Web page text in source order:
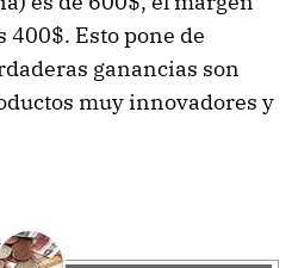
400$. Esto pone de
ganancias son
muy innovadores y